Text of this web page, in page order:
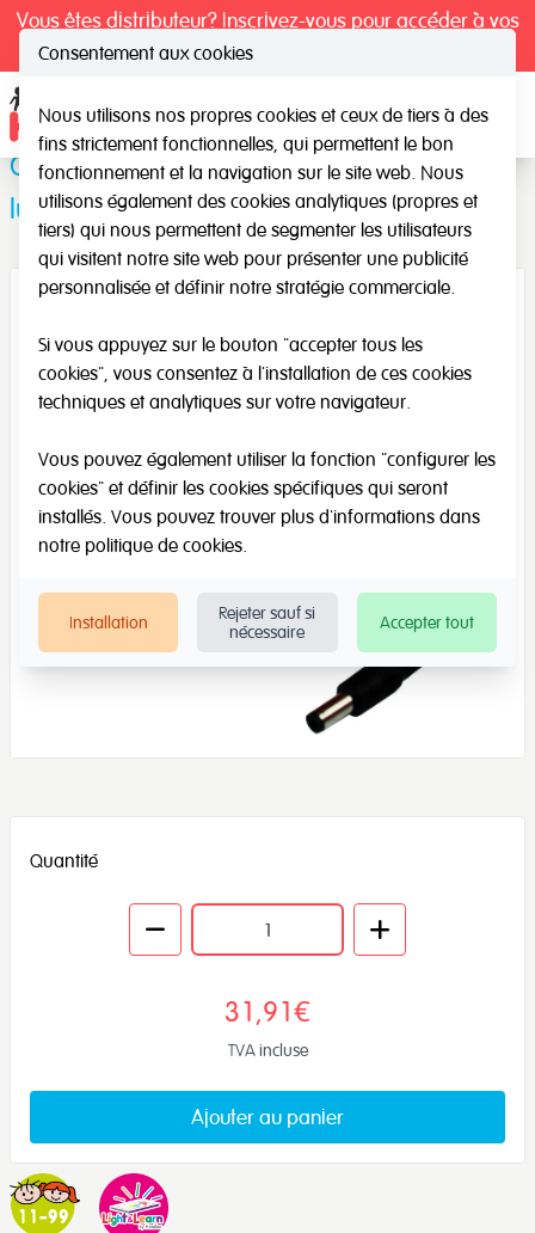
Vous êtes distributeur? Inscrivez-vous pour accéder à vos
tarifs exclusifs.
Câble avec adaptateur pour table
lumineuse
Quantité
31,91€
TVA incluse
Ajouter au panier
Consentement aux cookies
Nous utilisons nos propres cookies et ceux de tiers à des
fins strictement fonctionnelles, qui permettent le bon
fonctionnement et la navigation sur le site web. Nous
utilisons également des cookies analytiques (propres et
tiers) qui nous permettent de segmenter les utilisateurs
qui visitent notre site web pour présenter une publicité
personnalisée et définir notre stratégie commerciale.
Si vous appuyez sur le bouton "accepter tous les
cookies", vous consentez à l'installation de ces cookies
techniques et analytiques sur votre navigateur.
Vous pouvez également utiliser la fonction "configurer les
cookies" et définir les cookies spécifiques qui seront
installés. Vous pouvez trouver plus d'informations dans
notre politique de cookies.
Installation
Rejeter sauf si
nécessaire
Accepter tout